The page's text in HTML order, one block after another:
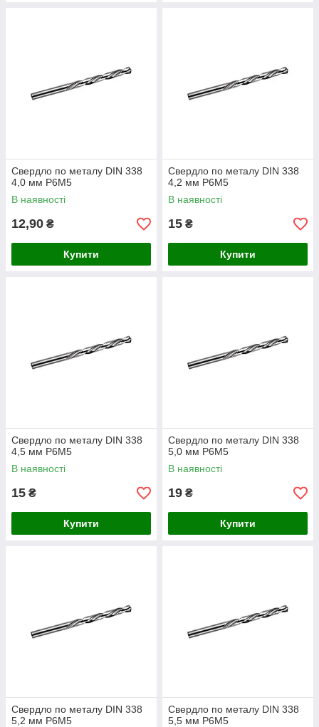
Свердло по металу DIN 338
4,0 мм P6M5
В наявності
12,90 ₴
Купити
Свердло по металу DIN 338
4,2 мм P6M5
В наявності
15 ₴
Купити
Свердло по металу DIN 338
4,5 мм P6M5
В наявності
15 ₴
Купити
Свердло по металу DIN 338
5,0 мм P6M5
В наявності
19 ₴
Купити
Свердло по металу DIN 338
5,2 мм P6M5
Свердло по металу DIN 338
5,5 мм P6M5